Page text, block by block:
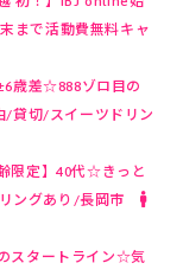
まで活動費無料キャ
歳差☆888ゾロ目の
/貸切/スイーツドリン
限定】40代☆きっと
ングあり/長岡市
スタートライン☆気